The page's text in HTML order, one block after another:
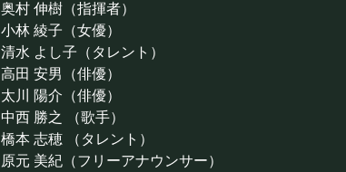
奥村 伸樹（指揮者）
小林 綾子（女優）
清水 よし子（タレント）
高田 安男（俳優）
太川 陽介（俳優）
中西 勝之 （歌手）
橋本 志穂 （タレント）
原元 美紀（フリーアナウンサー）